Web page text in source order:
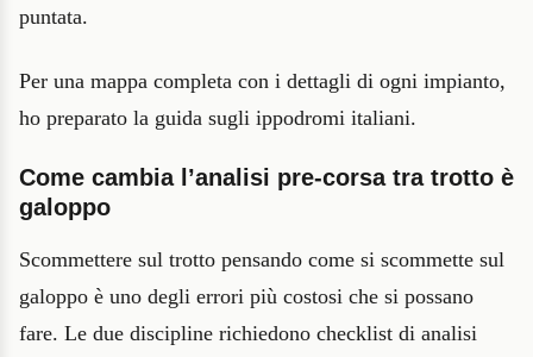
puntata.
Per una mappa completa con i dettagli di ogni impianto,
ho preparato la guida sugli ippodromi italiani.
Come cambia l’analisi pre-corsa tra trotto è
galoppo
Scommettere sul trotto pensando come si scommette sul
galoppo è uno degli errori più costosi che si possano
fare. Le due discipline richiedono checklist di analisi